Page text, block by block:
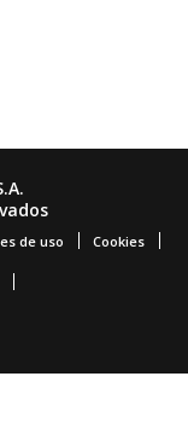
de uso Cookies